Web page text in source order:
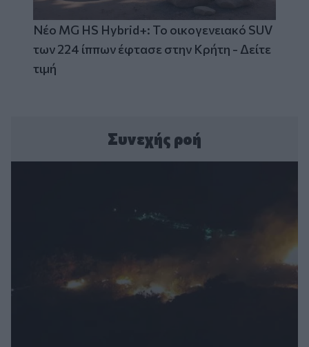
Νέο MG HS Hybrid+: Το οικογενειακό SUV
των 224 ίππων έφτασε στην Κρήτη - Δείτε
τιμή
Συνεχής ροή